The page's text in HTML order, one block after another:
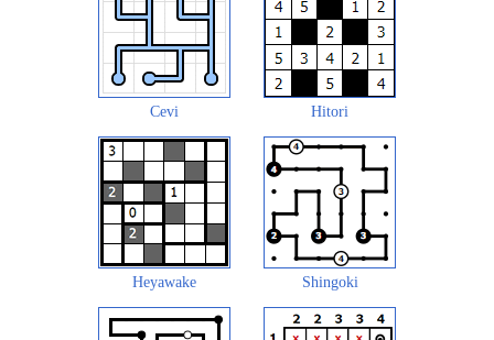
Cevi Hitori
Heyawake Shingoki